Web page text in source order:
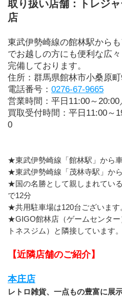
取り扱い店舗：トレジ
店
東武伊勢崎線の館林駅から
でお越しの方にも便利な広
完備しております。
住所：群馬県館林市小桑原
電話番号： 0276-67-9665
営業時間：平日11:00～
買取受付時間：平日11:00～
0
★東武伊勢崎線「館林駅」から
★東武伊勢崎線「茂林寺駅」か
★国の名勝として親しまれてい
で12分
★共用駐車場は120台ございます
★GIGO館林店（ゲームセンター
トネスジム）と隣接しています。
【近隣店舗のご紹介】
本庄店
レトロ雑貨、一点もの豊富に展